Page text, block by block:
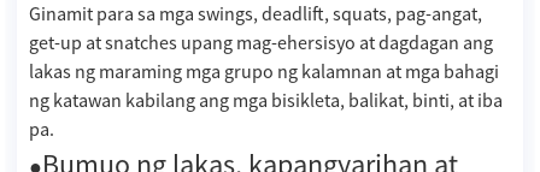
Ginamit para sa mga swings, deadlift, squats, pag-angat,
get-up at snatches upang mag-ehersisyo at dagdagan ang
lakas ng maraming mga grupo ng kalamnan at mga bahagi
ng katawan kabilang ang mga bisikleta, balikat, binti, at iba
pa.
Bumuo ng lakas, kapangyarihan at